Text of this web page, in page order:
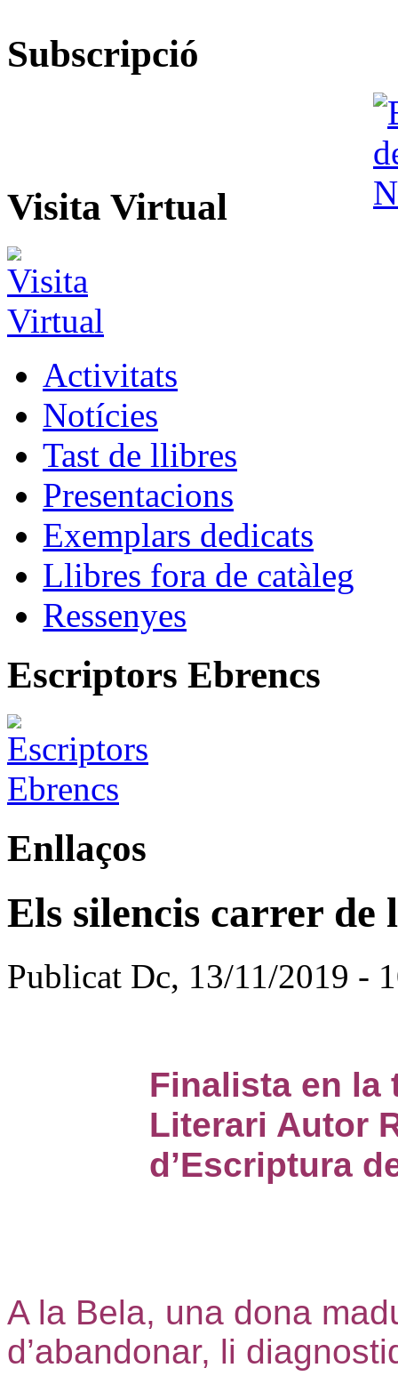
Subscripció
Visita Virtual
Activitats
Notícies
Tast de llibres
Presentacions
Exemplars dedicats
Llibres fora de catàleg
Ressenyes
Escriptors Ebrencs
Enllaços
Els silencis carrer
Publicat Dc, 13/11/2019 -
Finalista en la
Literari Autor
d’Escriptura
A la Bela, una dona
d’abandonar, li